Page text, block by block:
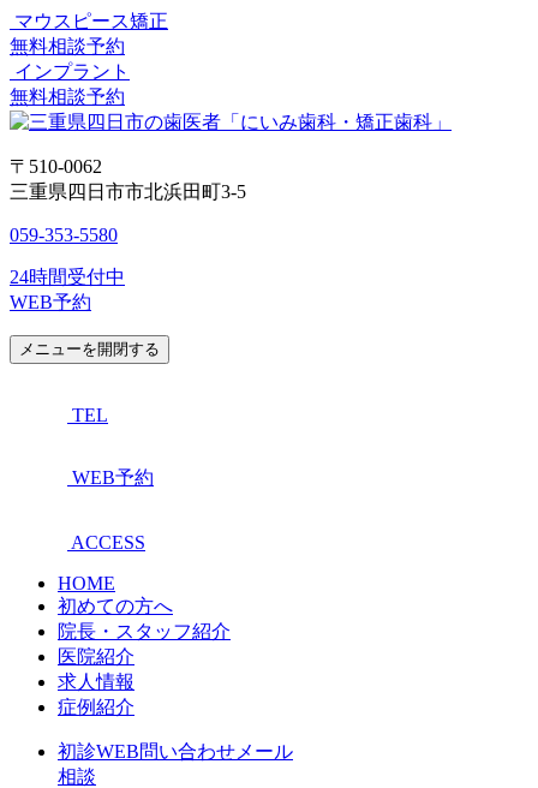
マウスピース矯正
無料相談予約
インプラント
無料相談予約
〒510-0062
三重県四日市市北浜田町3-5
059-353-5580
24時間受付中
WEB予約
メニューを開閉する
TEL
WEB予約
ACCESS
HOME
初めての方へ
院長・スタッフ紹介
医院紹介
求人情報
症例紹介
初診WEB問い合わせメール
相談